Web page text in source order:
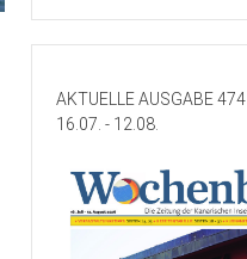
AKTUELLE AUSGABE 474
16.07. - 12.08.